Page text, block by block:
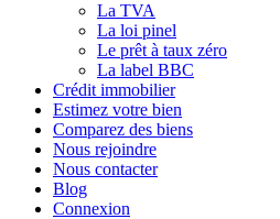
La TVA
La loi pinel
Le prêt à taux zéro
La label BBC
Crédit immobilier
Estimez votre bien
Comparez des biens
Nous rejoindre
Nous contacter
Blog
Connexion